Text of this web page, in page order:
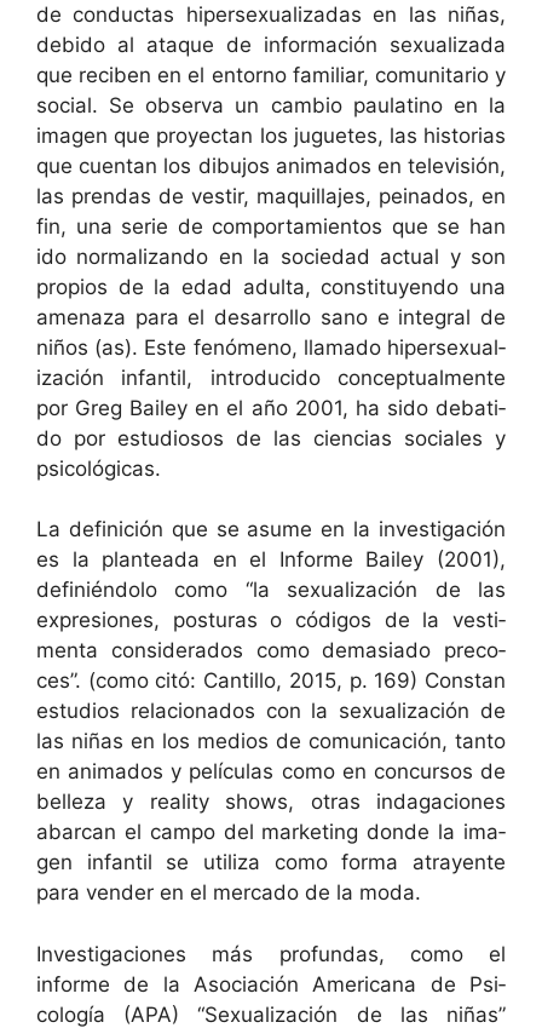
de con­duc­tas hiper­sex­u­al­izadas en las niñas,
debido al ataque de infor­ma­ción sex­u­al­iza­da
que reciben en el entorno famil­iar, comu­ni­tario y
social. Se obser­va un cam­bio pau­lati­no en la
ima­gen que proyectan los juguetes, las his­to­rias
que cuen­tan los dibu­jos ani­ma­dos en tele­visión,
las pren­das de vestir, maquil­la­jes, peina­dos, en
fin, una serie de com­por­tamien­tos que se han
ido nor­mal­izan­do en la sociedad actu­al y son
pro­pios de la edad adul­ta, con­sti­tuyen­do una
ame­naza para el desar­rol­lo sano e inte­gral de
niños (as). Este fenó­meno, lla­ma­do hiper­sex­u­al­
ización infan­til, intro­duci­do con­cep­tual­mente
por Greg Bai­ley en el año 2001, ha sido debati­
do por estu­diosos de las cien­cias sociales y
psicológicas.
La defini­ción que se asume en la inves­ti­gación
es la plantea­da en el Informe Bai­ley (2001),
definién­do­lo como “la sex­u­al­ización de las
expre­siones, pos­turas o códi­gos de la ves­ti­
men­ta con­sid­er­a­dos como demasi­a­do pre­co­
ces”. (como citó: Can­til­lo, 2015, p. 169) Con­stan
estu­dios rela­ciona­dos con la sex­u­al­ización de
las niñas en los medios de comu­ni­cación, tan­to
en ani­ma­dos y pelícu­las como en con­cur­sos de
belleza y real­i­ty shows, otras inda­ga­ciones
abar­can el cam­po del mar­ket­ing donde la ima­
gen infan­til se uti­liza como for­ma atrayente
para vender en el mer­ca­do de la moda.
Inves­ti­ga­ciones más pro­fun­das, como el
informe de la Aso­ciación Amer­i­cana de Psi­
cología (APA) “Sex­u­al­ización de las niñas”